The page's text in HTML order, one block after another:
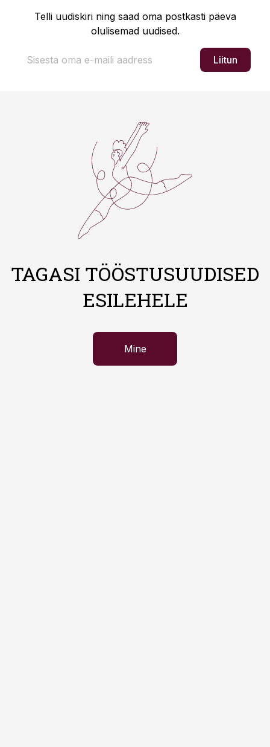
Telli uudiskiri ning saad oma postkasti päeva
olulisemad uudised.
Liitun
TAGASI TÖÖSTUSUUDISED
ESILEHELE
Mine